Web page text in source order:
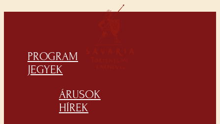
PROGRAM
JEGYEK
ÁRUSOK
HÍREK